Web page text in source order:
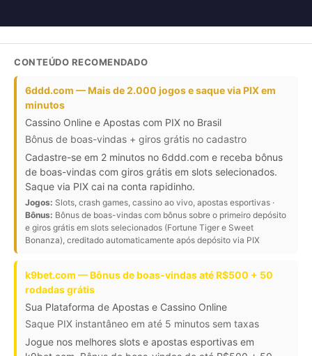
CONTEÚDO RECOMENDADO
6ddd.com — Mais de 2.000 jogos e saque via PIX em
minutos
Cassino Online e Apostas com PIX no Brasil
Bônus de boas-vindas + giros grátis no cadastro
Cadastre-se em 2 minutos no 6ddd.com e receba bônus
de boas-vindas com giros grátis em slots selecionados.
Saque via PIX cai na conta rapidinho.
Jogos: Slots, crash games, cassino ao vivo, apostas esportivas ·
Bônus: Bônus de boas-vindas com bônus sobre o primeiro depósito
e giros grátis em slots selecionados (Fortune Tiger e Sweet
Bonanza), creditado automaticamente após depósito via PIX
k9bet.com — Bônus de boas-vindas até R$500 + 50
rodadas grátis
Sua Plataforma de Apostas e Cassino Online
Saque PIX instantâneo em até 5 minutos sem taxas
Jogue nos melhores slots e apostas esportivas em